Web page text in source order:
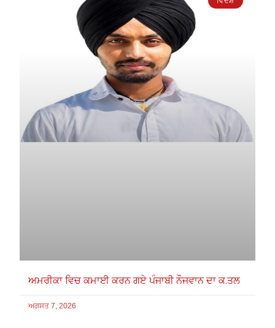
ਅਮਰੀਕਾ ਵਿਚ ਕਮਾਈ ਕਰਨ ਗਏ ਪੰਜਾਬੀ ਨੌਜਵਾਨ ਦਾ ਕ.ਤਲ
ਅਗਸਤ 7, 2026